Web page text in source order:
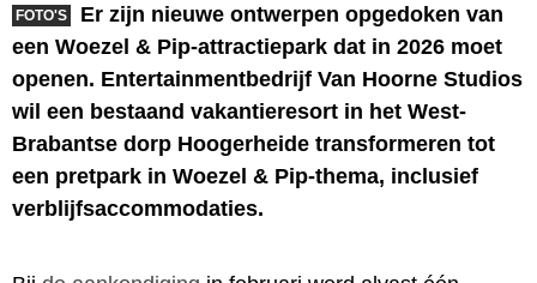
FOTO'S
Er zijn nieuwe ontwerpen opgedoken van
een Woezel & Pip-attractiepark dat in 2026 moet
openen. Entertainmentbedrijf Van Hoorne Studios
wil een bestaand vakantieresort in het West-
Brabantse dorp Hoogerheide transformeren tot
een pretpark in Woezel & Pip-thema, inclusief
verblijfsaccommodaties.